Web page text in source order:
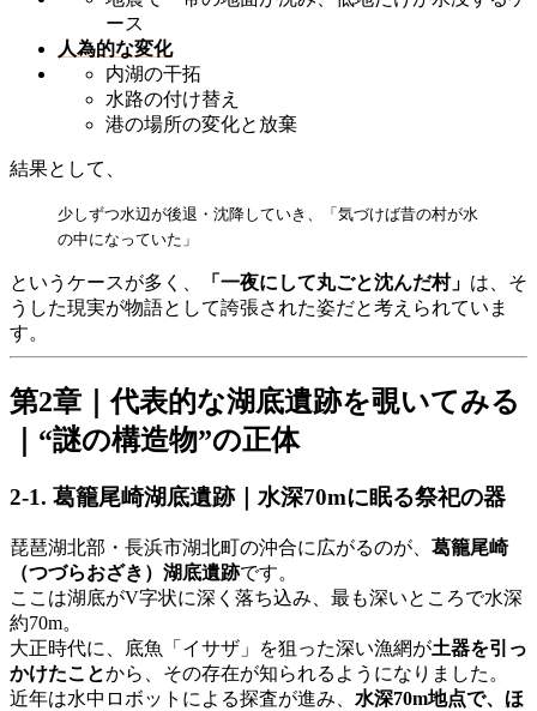
ース
人為的な変化
内湖の干拓
水路の付け替え
港の場所の変化と放棄
結果として、
少しずつ水辺が後退・沈降していき、「気づけば昔の村が水
の中になっていた」
というケースが多く、 「一夜にして丸ごと沈んだ村」 は、そ
うした現実が物語として誇張された姿だと考えられていま
す。
第2章｜代表的な湖底遺跡を覗いてみる
｜“謎の構造物”の正体
2-1. 葛籠尾崎湖底遺跡｜水深70mに眠る祭祀の器
琵琶湖北部・長浜市湖北町の沖合に広がるのが、 葛籠尾崎
（つづらおざき）湖底遺跡です。
ここは湖底がV字状に深く落ち込み、最も深いところで水深
約70m。
大正時代に、底魚「イサザ」を狙った深い漁網が土器を引っ
かけたことから、その存在が知られるようになりました。
近年は水中ロボットによる探査が進み、 水深70m地点で、 ほ